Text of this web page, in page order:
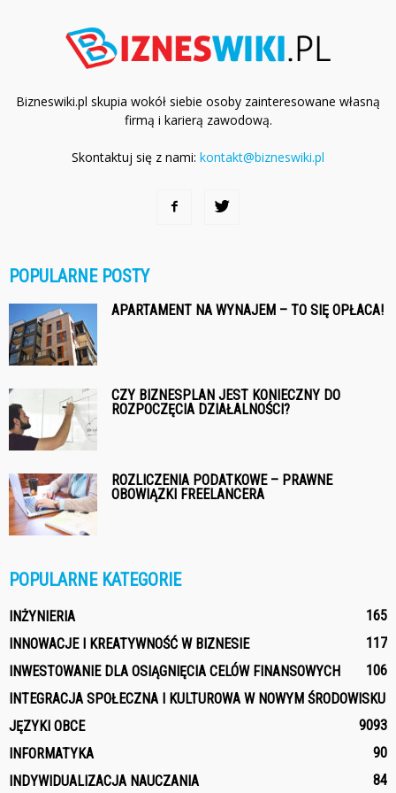
Bizneswiki.pl skupia wokół siebie osoby zainteresowane własną
firmą i karierą zawodową.
Skontaktuj się z nami: kontakt@bizneswiki.pl
POPULARNE POSTY
APARTAMENT NA WYNAJEM – TO SIĘ OPŁACA!
CZY BIZNESPLAN JEST KONIECZNY DO
ROZPOCZĘCIA DZIAŁALNOŚCI?
ROZLICZENIA PODATKOWE – PRAWNE
OBOWIĄZKI FREELANCERA
POPULARNE KATEGORIE
INŻYNIERIA
165
INNOWACJE I KREATYWNOŚĆ W BIZNESIE
117
INWESTOWANIE DLA OSIĄGNIĘCIA CELÓW FINANSOWYCH
106
INTEGRACJA SPOŁECZNA I KULTUROWA W NOWYM ŚRODOWISKU
93
JĘZYKI OBCE
90
INFORMATYKA
90
INDYWIDUALIZACJA NAUCZANIA
84